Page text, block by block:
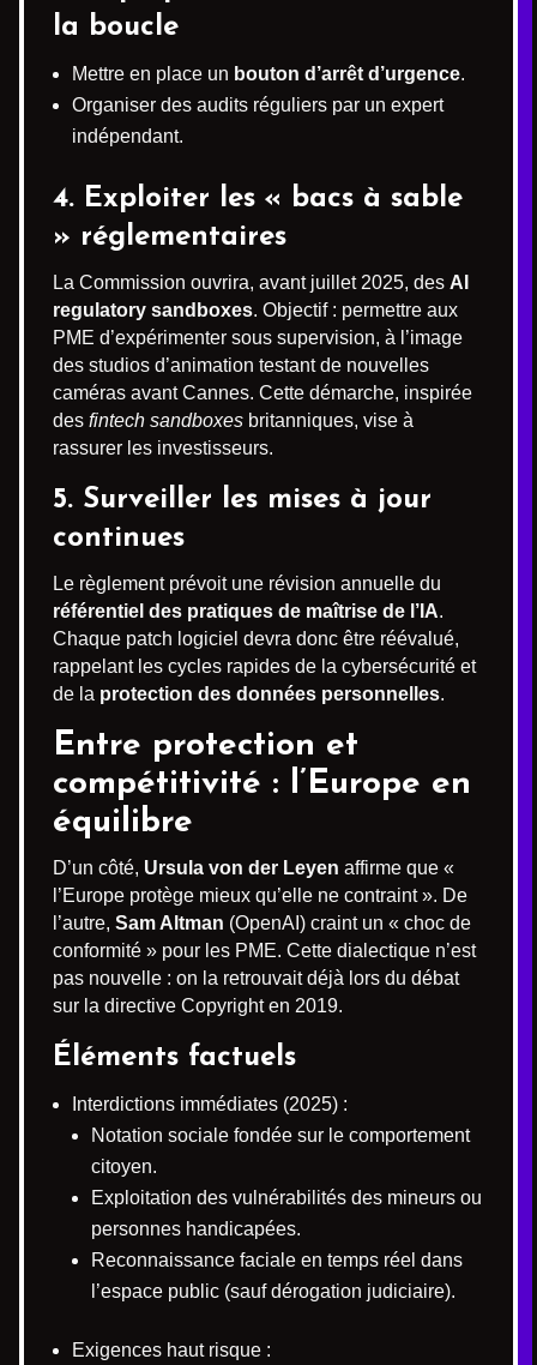
la boucle
Mettre en place un bouton d’arrêt d’urgence.
Organiser des audits réguliers par un expert
indépendant.
4. Exploiter les « bacs à sable
» réglementaires
La Commission ouvrira, avant juillet 2025, des AI
regulatory sandboxes. Objectif : permettre aux
PME d’expérimenter sous supervision, à l’image
des studios d’animation testant de nouvelles
caméras avant Cannes. Cette démarche, inspirée
des fintech sandboxes britanniques, vise à
rassurer les investisseurs.
5. Surveiller les mises à jour
continues
Le règlement prévoit une révision annuelle du
référentiel des pratiques de maîtrise de l’IA.
Chaque patch logiciel devra donc être réévalué,
rappelant les cycles rapides de la cybersécurité et
de la protection des données personnelles.
Entre protection et
compétitivité : l’Europe en
équilibre
D’un côté, Ursula von der Leyen affirme que «
l’Europe protège mieux qu’elle ne contraint ». De
l’autre, Sam Altman (OpenAI) craint un « choc de
conformité » pour les PME. Cette dialectique n’est
pas nouvelle : on la retrouvait déjà lors du débat
sur la directive Copyright en 2019.
Éléments factuels
Interdictions immédiates (2025) :
Notation sociale fondée sur le comportement
citoyen.
Exploitation des vulnérabilités des mineurs ou
personnes handicapées.
Reconnaissance faciale en temps réel dans
l’espace public (sauf dérogation judiciaire).
Exigences haut risque :